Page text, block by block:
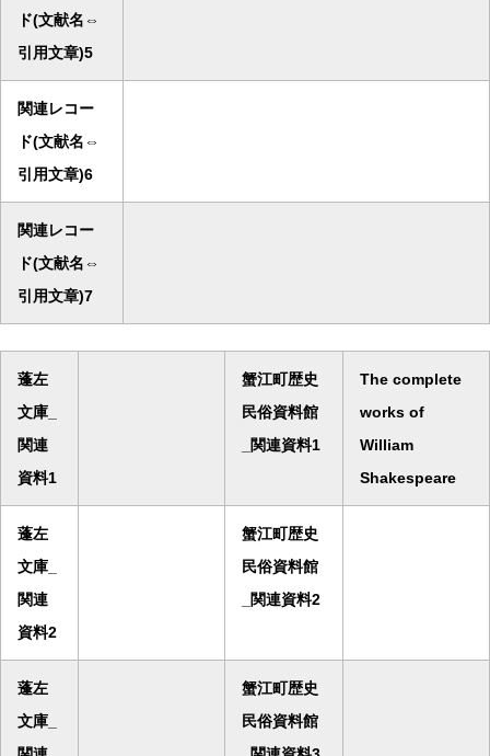
ド(文献名⇔
引用文章)5
関連レコー
ド(文献名⇔
引用文章)6
関連レコー
ド(文献名⇔
引用文章)7
蓬左
文庫_
関連
資料1
蟹江町歴史
民俗資料館
_関連資料1
The complete
works of
William
Shakespeare
蓬左
文庫_
関連
資料2
蟹江町歴史
民俗資料館
_関連資料2
蓬左
文庫_
蟹江町歴史
民俗資料館